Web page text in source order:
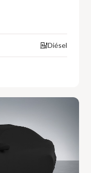
Diésel